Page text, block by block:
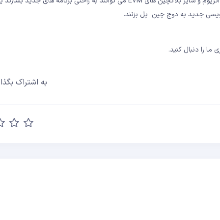
جدید به دوج چین پل بزنند.
ما را دنبال کنید.
به اشتراک